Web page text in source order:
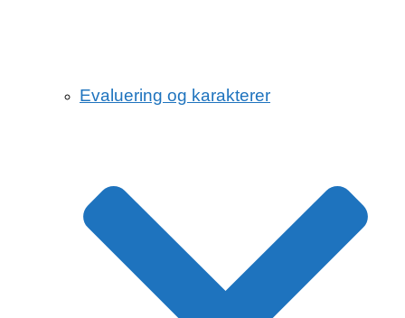
Evaluering og karakterer